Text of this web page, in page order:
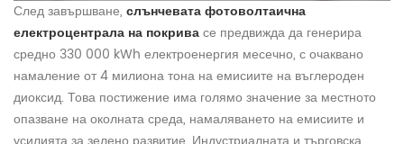
След завършване, слънчевата фотоволтаична
електроцентрала на покривасе предвижда да генерира
средно 330 000 kWh електроенергия месечно, с очаквано
намаление от 4 милиона тона на емисиите на въглероден
диоксид. Това постижение има голямо значение за местното
опазване на околната среда, намаляването на емисиите и